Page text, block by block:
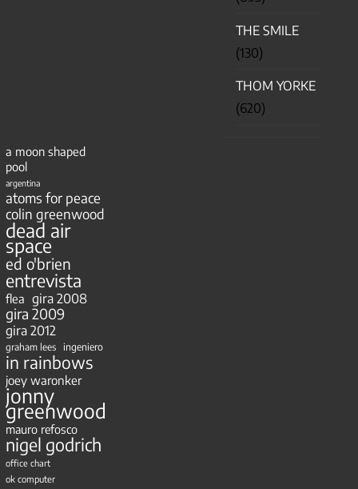
THE SMILE
(130)
THOM YORKE
(620)
a moon shaped
pool
argentina
atoms for peace
colin greenwood
dead air
space
ed o'brien
entrevista
flea gira 2008
gira 2009
gira 2012
graham lees ingeniero
in rainbows
joey waronker
jonny
greenwood
mauro refosco
nigel godrich
office chart
ok computer